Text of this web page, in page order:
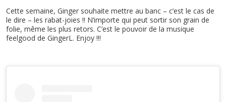
Cette semaine, Ginger souhaite mettre au banc – c’est le cas de
le dire – les rabat-joies !! N’importe qui peut sortir son grain de
folie, même les plus retors. C’est le pouvoir de la musique
feelgood de GingerL. Enjoy !!!